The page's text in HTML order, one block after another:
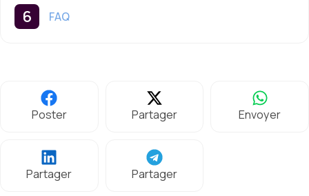
FAQ
Poster Partager Envoyer
Partager Partager